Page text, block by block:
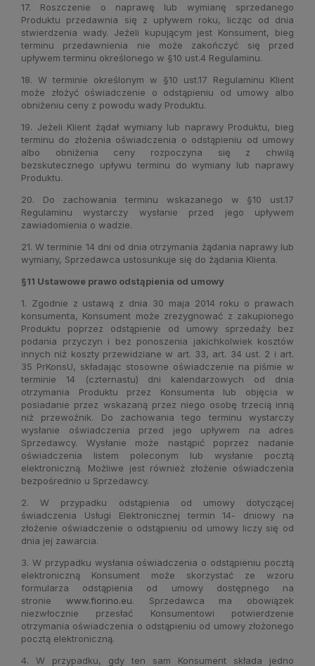
17. Roszczenie o naprawę lub wymianę sprzedanego
Produktu przedawnia się z upływem roku, licząc od dnia
stwierdzenia wady. Jeżeli kupującym jest Konsument, bieg
terminu przedawnienia nie może zakończyć się przed
upływem terminu określonego w §10 ust.4 Regulaminu.
18. W terminie określonym w §10 ust.17 Regulaminu Klient
może złożyć oświadczenie o odstąpieniu od umowy albo
obniżeniu ceny z powodu wady Produktu.
19. Jeżeli Klient żądał wymiany lub naprawy Produktu, bieg
terminu do złożenia oświadczenia o odstąpieniu od umowy
albo obniżenia ceny rozpoczyna się z chwilą
bezskutecznego upływu terminu do wymiany lub naprawy
Produktu.
20. Do zachowania terminu wskazanego w §10 ust.17
Regulaminu wystarczy wysłanie przed jego upływem
zawiadomienia o wadzie.
21. W terminie 14 dni od dnia otrzymania żądania naprawy lub
wymiany, Sprzedawca ustosunkuje się do żądania Klienta.
§11 Ustawowe prawo odstąpienia od umowy
1. Zgodnie z ustawą z dnia 30 maja 2014 roku o prawach
konsumenta, Konsument może zrezygnować z zakupionego
Produktu poprzez odstąpienie od umowy sprzedaży bez
podania przyczyn i bez ponoszenia jakichkolwiek kosztów
innych niż koszty przewidziane w art. 33, art. 34 ust. 2 i art.
35 PrKonsU, składając stosowne oświadczenie na piśmie w
terminie 14 (czternastu) dni kalendarzowych od dnia
otrzymania Produktu przez Konsumenta lub objęcia w
posiadanie przez wskazaną przez niego osobę trzecią inną
niż przewoźnik. Do zachowania tego terminu wystarczy
wysłanie oświadczenia przed jego upływem na adres
Sprzedawcy. Wysłanie może nastąpić poprzez nadanie
oświadczenia listem poleconym lub wysłanie pocztą
elektroniczną. Możliwe jest również złożenie oświadczenia
bezpośrednio u Sprzedawcy.
2. W przypadku odstąpienia od umowy dotyczącej
świadczenia Usługi Elektronicznej termin 14- dniowy na
złożenie oświadczenie o odstąpieniu od umowy liczy się od
dnia jej zawarcia.
3. W przypadku wysłania oświadczenia o odstąpieniu pocztą
elektroniczną Konsument może skorzystać ze wzoru
formularza odstąpienia od umowy dostępnego na
stronie www.fiorino.eu. Sprzedawca ma obowiązek
niezwłocznie przesłać Konsumentowi potwierdzenie
otrzymania oświadczenia o odstąpieniu od umowy złożonego
pocztą elektroniczną.
4. W przypadku, gdy ten sam Konsument składa jedno